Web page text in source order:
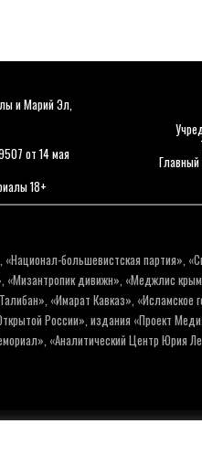
и Марий Эл,
от 14 мая
18+
Главный
большевистская партия»,
дивижн», «Меджлис
«Имарат Кавказ»,
России», издания «Проект
«Аналитический Центр Юрия